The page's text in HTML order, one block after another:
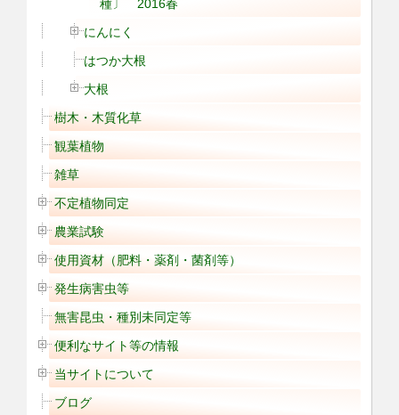
種〕 2016春
にんにく
はつか大根
大根
樹木・木質化草
観葉植物
雑草
不定植物同定
農業試験
使用資材（肥料・薬剤・菌剤等）
発生病害虫等
無害昆虫・種別未同定等
便利なサイト等の情報
当サイトについて
ブログ